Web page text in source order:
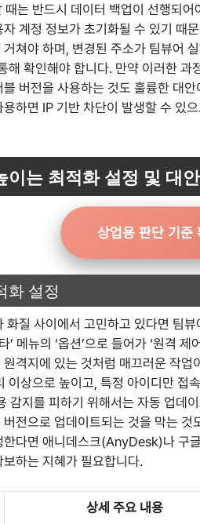
는 반드시 데이터 백업이 선행되
계정 정보가 초기화될 수 있기 때
쳐야 하며, 변경된 주소가 팀뷰어
확인해야 합니다. 만약 이러한 과
버전을 사용하는 것도 훌륭한 대
하면 IP 기반 차단이 발생할 수 있
이는 최적화 설정 및 대
상업용 판단 기준
화 설정
화질 사이에서 고민하고 있다면 팀
’ 메뉴의 ‘옵션’으로 들어가 ‘원격
격지에 있는 것처럼 매끄러운 작업
이상으로 높이고, 특정 아이디만 접
감지를 피하기 위해서는 자동 업데
전으로 업데이트되는 것을 막는
다면 애니데스크(AnyDesk)나 구
하는 지혜가 필요합니다.
상세 주요 내용